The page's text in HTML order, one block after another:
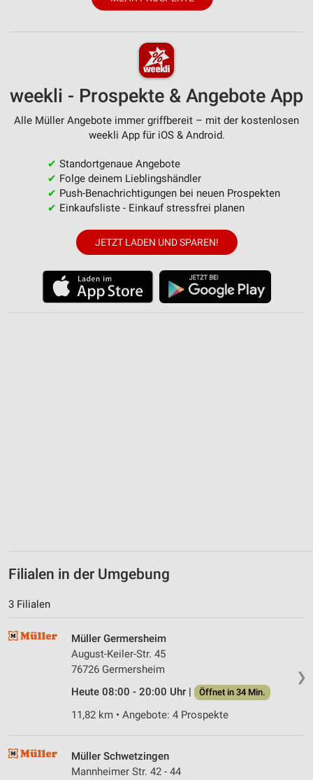
weekli - Prospekte & Angebote App
Alle Müller Angebote immer griffbereit – mit der kostenlosen
weekli App für iOS & Android.
✔ Standortgenaue Angebote
✔ Folge deinem Lieblingshändler
✔ Push-Benachrichtigungen bei neuen Prospekten
✔ Einkaufsliste - Einkauf stressfrei planen
JETZT LADEN UND SPAREN!
Filialen in der Umgebung
3 Filialen
❯
Müller Germersheim
August-Keiler-Str. 45
76726 Germersheim
Heute 08:00 - 20:00 Uhr |
Öffnet in 34 Min.
11,82 km • Angebote: 4 Prospekte
Müller Schwetzingen
Mannheimer Str. 42 - 44